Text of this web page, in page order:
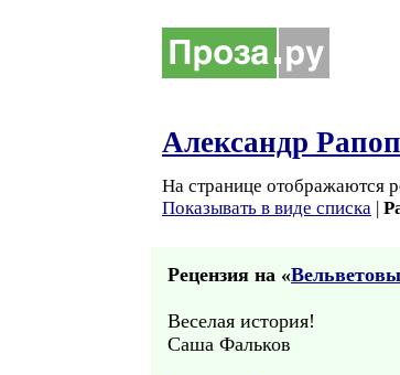
Александр
На странице отображаются
Показывать в виде списка |
Рецензия на «
Веселая история!
Саша Фальков